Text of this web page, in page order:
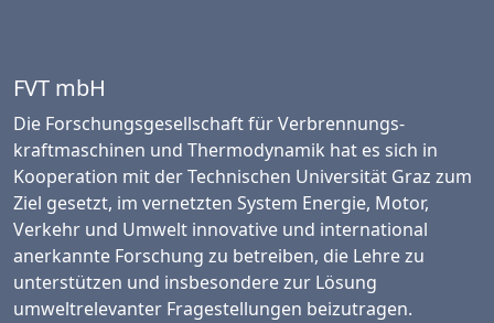
FVT mbH
Die Forschungsgesellschaft für Verbrennungs­
kraftmaschinen und Thermo­dynamik hat es sich in
Kooperation mit der Technischen Universität Graz zum
Ziel gesetzt, im vernetzten System Energie, Motor,
Verkehr und Umwelt innovative und international
anerkannte Forschung zu betreiben, die Lehre zu
unterstützen und insbesondere zur Lösung
umweltrelevanter Fragestellungen beizutragen.